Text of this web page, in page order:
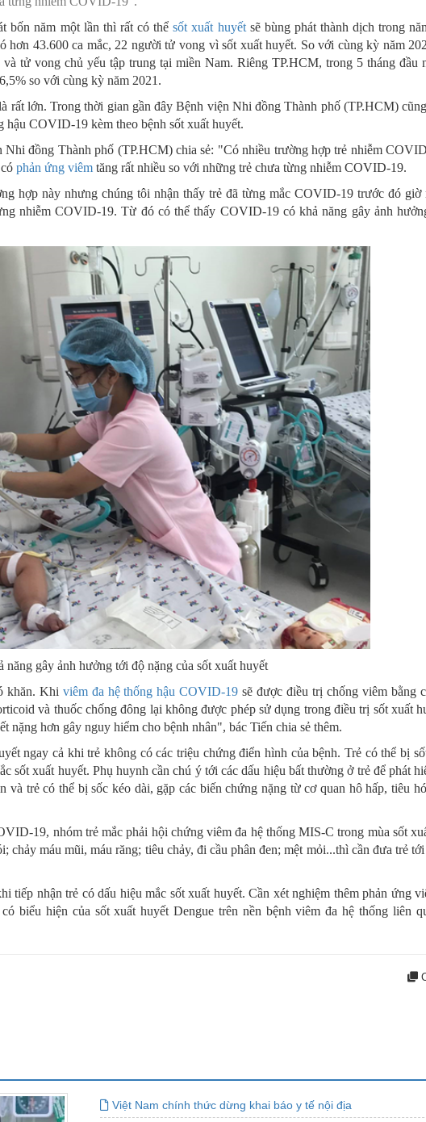
chính
và Phát triển
xã hội và Trẻ em
Bảo hiểm Y tế
Phòng chống tệ nạn xã hội
An toàn vệ sinh thực phẩm
Khám chữa bệnh
Dược và Mỹ phẩm
Tài chính kế toán
Trang thiết bị y tế
Tổ chức cán bộ
Giám định
Nghiên cứu KH & CNTT
Hiên mô, tạng
bốn năm một lần thì rất có thểsốt xuất huyếtsẽ bùng phát thành dịch trong
43.600 ca mắc, 22 người tử vong vì sốt xuất huyết. So với cùng kỳ năm
tử vong chủ yếu tập trung tại miền Nam. Riêng TP.HCM, trong 5 tháng đầu
so với cùng kỳ năm 2021.
rất lớn. Trong thời gian gần đây Bệnh viện Nhi đồng Thành phố (TP.HCM)
hậu COVID-19 kèm theo bệnh sốt xuất huyết.
đồng Thành phố (TP.HCM) chia sẻ: "Có nhiều trường hợp trẻ nhiễm
phản ứng viêm tăng rất nhiều so với những trẻ chưa từng nhiễm COVID-19.
hợp này nhưng chúng tôi nhận thấy trẻ đã từng mắc COVID-19 trước đó giờ
nhiễm COVID-19. Từ đó có thể thấy COVID-19 có khả năng gây ảnh
gây ảnh hưởng tới độ nặng của sốt xuất huyết
khăn. Khi viêm đa hệ thống hậu COVID-19 sẽ được điều trị chống viêm bằng
và thuốc chống đông lại không được phép sử dụng trong điều trị sốt xuất
nặng hơn gây nguy hiểm cho bệnh nhân", bác Tiến chia sẻ thêm.
ngay cả khi trẻ không có các triệu chứng điển hình của bệnh. Trẻ có thể bị
sốt xuất huyết. Phụ huynh cần chú ý tới các dấu hiệu bất thường ở trẻ để phát
trẻ có thể bị sốc kéo dài, gặp các biến chứng nặng từ cơ quan hô hấp, tiêu
19, nhóm trẻ mắc phải hội chứng viêm đa hệ thống MIS-C trong mùa sốt
chảy máu mũi, máu răng; tiêu chảy, đi cầu phân đen; mệt mỏi...thì cần đưa trẻ
tiếp nhận trẻ có dấu hiệu mắc sốt xuất huyết. Cần xét nghiệm thêm phản ứng
biểu hiện của sốt xuất huyết Dengue trên nền bệnh viêm đa hệ thống liên
Việt Nam chính thức dừng khai báo y tế nội địa